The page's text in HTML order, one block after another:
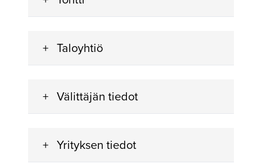
Taloyhtiö
Välittäjän tiedot
Yrityksen tiedot